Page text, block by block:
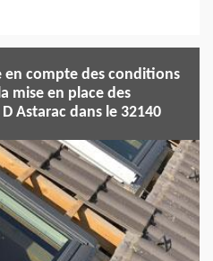
en compte des conditions
mise en place des
Astarac dans le 32140